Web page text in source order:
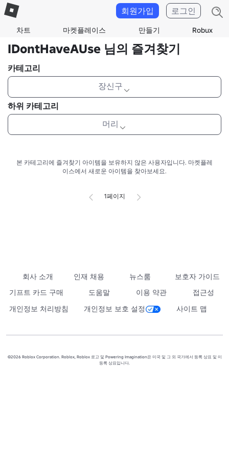
차트 마켓플레이스 만들기 Robux
회원가입 로그인
IDontHaveAUse 님의 즐겨찾기
카테고리
장신구
하위 카테고리
머리
본 카테고리에 즐겨찾기 아이템을 보유하지 않은 사용자입니다. 마켓플레
이스에서 새로운 아이템을 찾아보세요.
1페이지
회사 소개 인재 채용 뉴스룸
보호자 가이드
기프트 카드 구매
도움말 이용 약관
접근성
개인정보 처리방침
개인정보 보호 설정 사이트 맵
©2026 Roblox Corporation. Roblox, Roblox 로고 및 Powering Imagination은 미국 및 그 외 국가에서 등록 상표 및 미
등록 상표입니다.